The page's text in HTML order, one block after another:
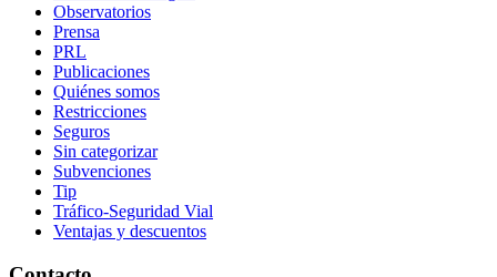
Observatorios
Prensa
PRL
Publicaciones
Quiénes somos
Restricciones
Seguros
Sin categorizar
Subvenciones
Tip
Tráfico-Seguridad Vial
Ventajas y descuentos